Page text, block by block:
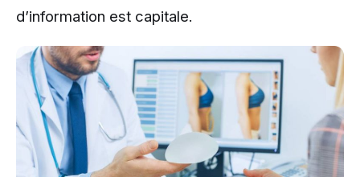
d’information est capitale.